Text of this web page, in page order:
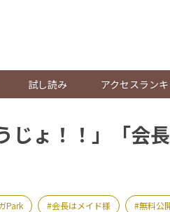
試し読み アクセスラン
じょ！！」「会
Park 会長はメイド様 無料公